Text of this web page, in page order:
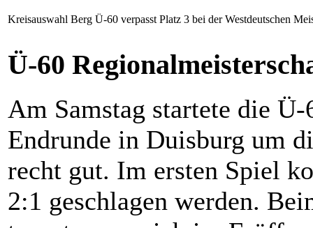
Kreisauswahl Berg Ü-60 verpasst Platz 3 bei der Westdeutschen
Ü-60
Am Samstag startete die
Endrunde in Duisburg um
recht gut. Im ersten Spiel
2:1 geschlagen werden.